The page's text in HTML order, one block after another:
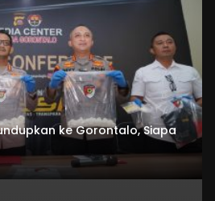
ke Gorontalo, Siapa